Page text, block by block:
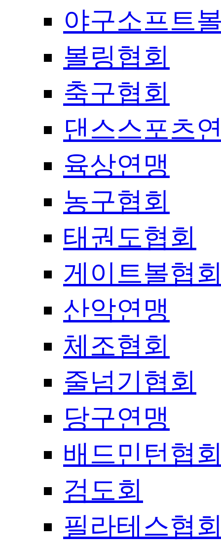
야구소프트
볼링협회
축구협회
댄스스포츠
육상연맹
농구협회
태권도협회
게이트볼협
산악연맹
체조협회
줄넘기협회
당구연맹
배드민턴협
검도회
필라테스협